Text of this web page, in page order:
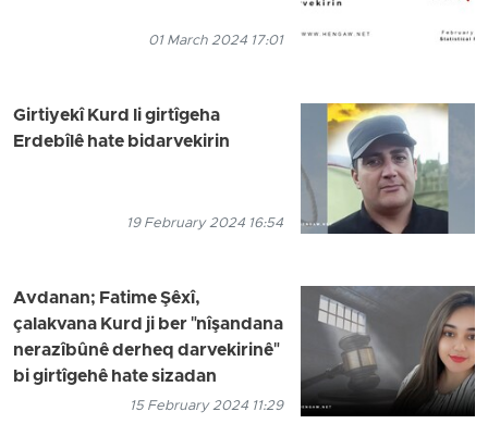
01 March 2024 17:01
Girtiyekî Kurd li girtîgeha
Erdebîlê hate bidarvekirin
19 February 2024 16:54
Avdanan; Fatime Şêxî,
çalakvana Kurd ji ber "nîşandana
nerazîbûnê derheq darvekirinê"
bi girtîgehê hate sizadan
15 February 2024 11:29